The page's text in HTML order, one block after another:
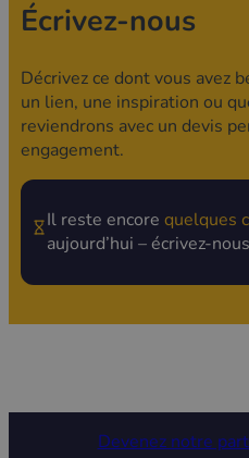
Écrivez-nous
Décrivez ce dont vous avez
un lien, une inspiration ou
reviendrons avec un devis
engagement.
Il reste encorequelques
aujourd’hui – écrivez-
Devenez notre